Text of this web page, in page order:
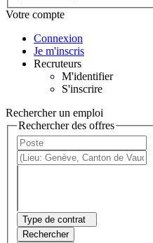
Votre compte
Connexion
Je m'inscris
Recruteurs
M'identifier
S'inscrire
Rechercher un emploi
Rechercher des offres
Type de contrat
Rechercher